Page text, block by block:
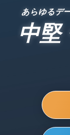
あらゆるデ
中堅